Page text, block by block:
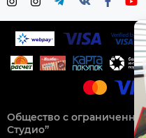
Общество с
Студио”